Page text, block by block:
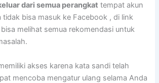
dari semua perangkat tempat akun
tidak bisa masuk ke Facebook , di link
melihat semua rekomendasi untuk
akses karena kata sandi telah
mencoba mengatur ulang selama Anda